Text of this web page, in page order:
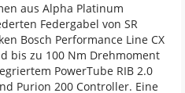
aus Alpha Platinum
Federgabel von SR
Bosch Performance Line CX
bis zu 100 Nm Drehmoment
PowerTube RIB 2.0
Purion 200 Controller. Eine